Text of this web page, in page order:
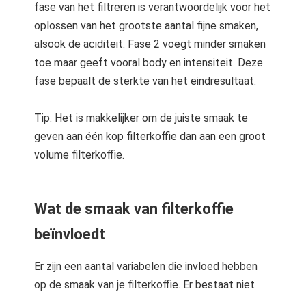
fase van het filtreren is verantwoordelijk voor het
oplossen van het grootste aantal fijne smaken,
alsook de aciditeit. Fase 2 voegt minder smaken
toe maar geeft vooral body en intensiteit. Deze
fase bepaalt de sterkte van het eindresultaat.
Tip: Het is makkelijker om de juiste smaak te
geven aan één kop filterkoffie dan aan een groot
volume filterkoffie.
Wat de smaak van filterkoffie
beïnvloedt
Er zijn een aantal variabelen die invloed hebben
op de smaak van je filterkoffie. Er bestaat niet